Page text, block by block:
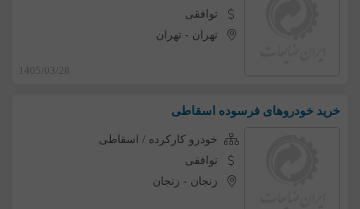
توافقی
تهران - تهران
1405/03/28
خرید خودروهای فرسوده اسقاطی
خودرو کارکرده / اسقاطی
توافقی
زنجان - زنجان